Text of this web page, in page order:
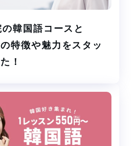
韓国語コースと
特徴や魅力をスタッ
！